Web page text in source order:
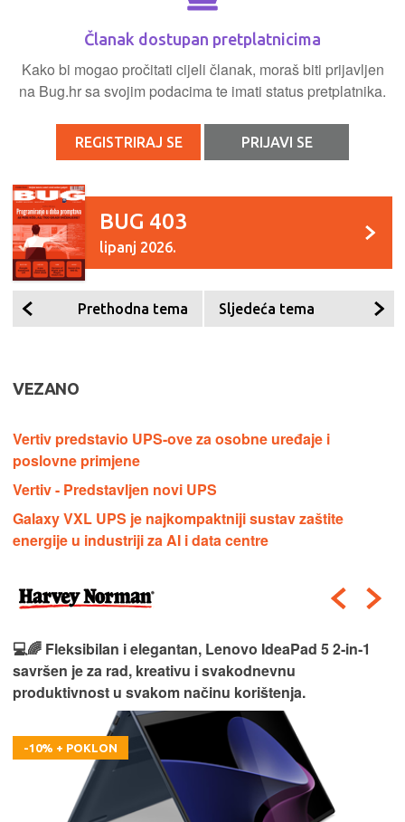
Članak dostupan pretplatnicima
Kako bi mogao pročitati cijeli članak, moraš biti prijavljen
na Bug.hr sa svojim podacima te imati status pretplatnika.
REGISTRIRAJ SE PRIJAVI SE
BUG 403
lipanj 2026.
Prethodna tema Sljedeća tema
VEZANO
Vertiv predstavio UPS-ove za osobne uređaje i
poslovne primjene
Vertiv - Predstavljen novi UPS
Galaxy VXL UPS je najkompaktniji sustav zaštite
energije u industriji za AI i data centre
💻🌈 Fleksibilan i elegantan, Lenovo IdeaPad 5 2‑in‑1
savršen je za rad, kreativu i svakodnevnu
produktivnost u svakom načinu korištenja.
-10% + POKLON